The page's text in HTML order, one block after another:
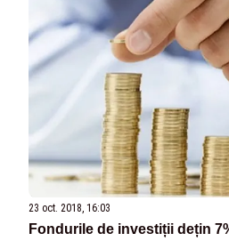
23 oct. 2018, 16:03
Fondurile de investiții dețin